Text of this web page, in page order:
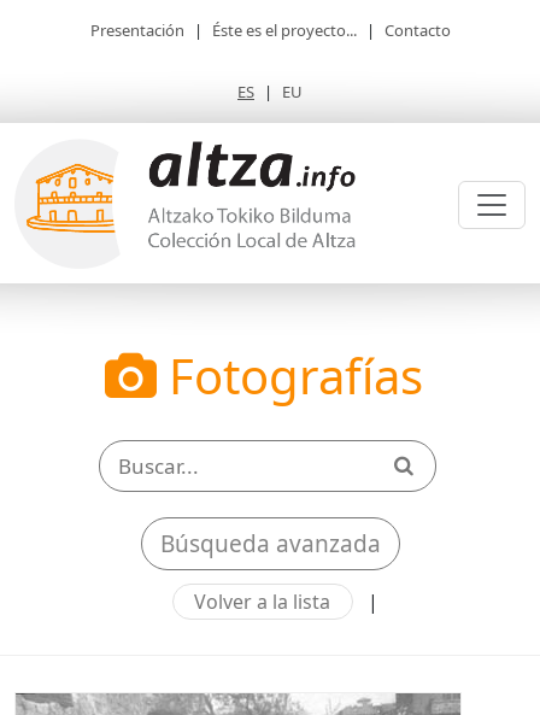
Presentación | Éste es el proyecto... | Contacto
ES | EU
Fotografías
Búsqueda avanzada
Volver a la lista |